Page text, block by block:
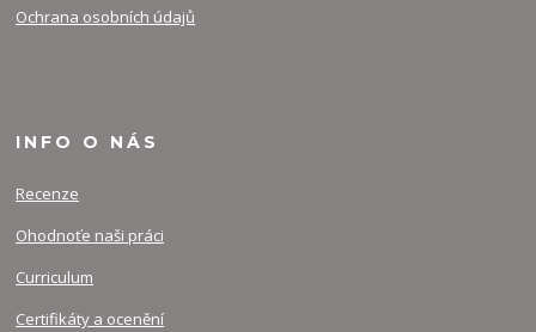
Ochrana osobních údajů
INFO O NÁS
Recenze
Ohodnoťe naši práci
Curriculum
Certifikáty a ocenění